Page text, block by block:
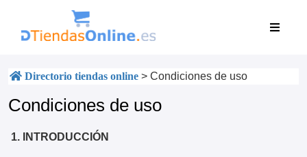
Directorio tiendas online > Condiciones de uso
Condiciones de uso
1. INTRODUCCIÓN